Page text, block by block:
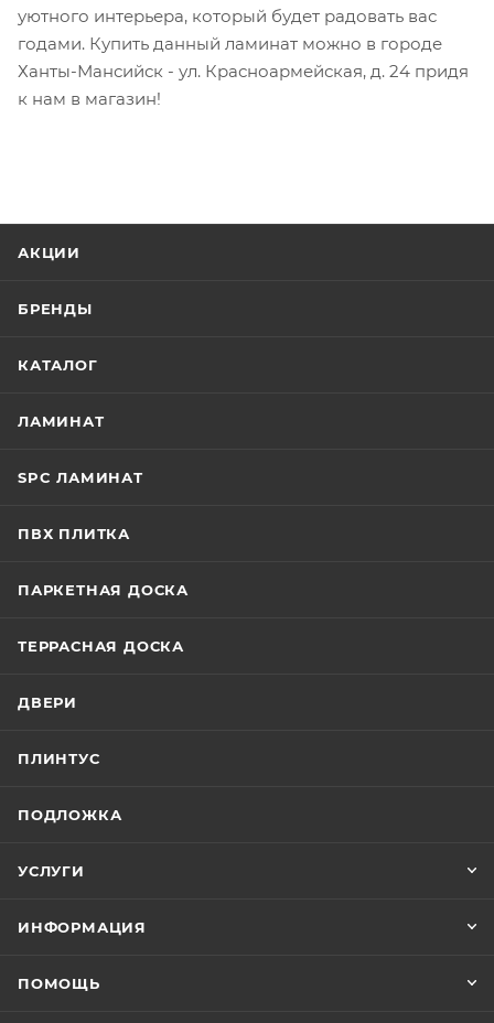
уютного интерьера, который будет радовать вас
годами. Купить данный ламинат можно в городе
Ханты-Мансийск - ул. Красноармейская, д. 24 придя
к нам в магазин!
АКЦИИ
БРЕНДЫ
КАТАЛОГ
ЛАМИНАТ
SPC ЛАМИНАТ
ПВХ ПЛИТКА
ПАРКЕТНАЯ ДОСКА
ТЕРРАСНАЯ ДОСКА
ДВЕРИ
ПЛИНТУС
ПОДЛОЖКА
УСЛУГИ
ИНФОРМАЦИЯ
ПОМОЩЬ